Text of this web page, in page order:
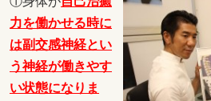
力を働かせる時に
は副交感神経とい
う神経が働きやす
い状態になりま